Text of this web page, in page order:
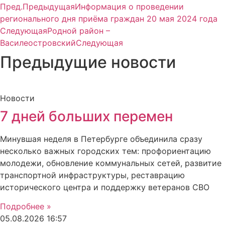
Пред.ПредыдущаяИнформация о проведении
регионального дня приёма граждан 20 мая 2024 года
СледующаяРодной район –
ВасилеостровскийСледующая
Предыдущие новости
Новости
7 дней больших перемен
Минувшая неделя в Петербурге объединила сразу
несколько важных городских тем: профориентацию
молодежи, обновление коммунальных сетей, развитие
транспортной инфраструктуры, реставрацию
исторического центра и поддержку ветеранов СВО
Подробнее »
05.08.2026 16:57